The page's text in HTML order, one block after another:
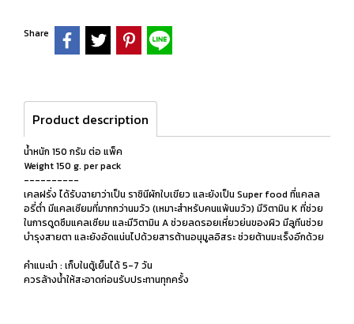
Share
Product description
น้ำหนัก 150 กรัม ต่อ แพ็ค
Weight 150 g. per pack
----------
เคลฝรั่ง ได้รับฉายาว่าเป็น ราชินีผักใบเขียว และยังเป็น Super food ที่แคลล
อรี่ต่ำ มีแคลเซียมที่มากกว่านมวัว (เหมาะสำหรับคนแพ้นมวัว) มีวิตามิน K ที่ช่วย
ในการดูดซึมแคลเซียม และมีวิตามิน A ช่วยลดรอยเหี่ยวย่นของผิว มีลูทีนช่วย
บำรุงสายตา และยังอัดแน่นไปด้วยสารต้านอนุมูลอิสระ ช่วยต้านมะเร็งอีกด้วย
คำแนะนำ : เก็บในตู้เย็นได้ 5-7 วัน
ควรล้างน้ำให้สะอาดก่อนรับประทานทุกครั้ง